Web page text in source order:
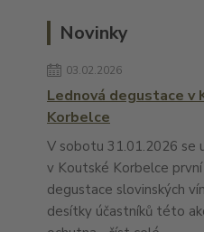
Novinky
03.02.2026
Lednová degustace v
Korbelce
V sobotu 31.01.2026 se
v Koutské Korbelce
degustace slovinských
desítky účastníků této